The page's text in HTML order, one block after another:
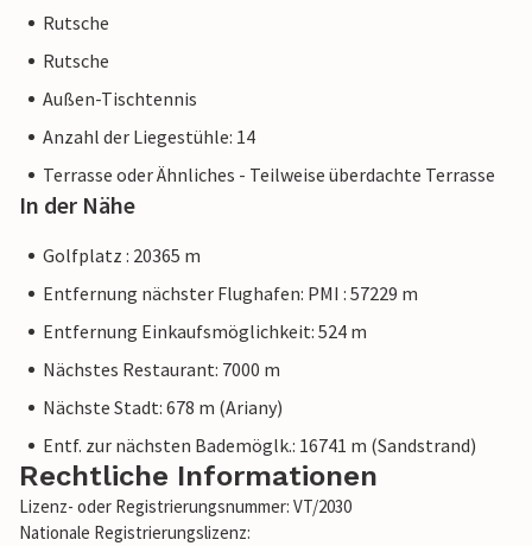
Rutsche
Rutsche
Außen-Tischtennis
Anzahl der Liegestühle: 14
Terrasse oder Ähnliches - Teilweise überdachte Terrasse
In der Nähe
Golfplatz : 20365 m
Entfernung nächster Flughafen: PMI : 57229 m
Entfernung Einkaufsmöglichkeit: 524 m
Nächstes Restaurant: 7000 m
Nächste Stadt: 678 m (Ariany)
Entf. zur nächsten Bademöglk.: 16741 m (Sandstrand)
Rechtliche Informationen
Lizenz- oder Registrierungsnummer: VT/2030
Nationale Registrierungslizenz: